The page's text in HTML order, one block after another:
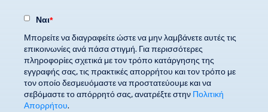
Ναι*
Μπορείτε να διαγραφείτε ώστε να μην λαμβάνετε αυτές τις
επικοινωνίες ανά πάσα στιγμή. Για περισσότερες
πληροφορίες σχετικά με τον τρόπο κατάργησης της
εγγραφής σας, τις πρακτικές απορρήτου και τον τρόπο με
τον οποίο δεσμευόμαστε να προστατεύουμε και να
σεβόμαστε το απόρρητό σας, ανατρέξτε στην Πολιτική
Απορρήτου.